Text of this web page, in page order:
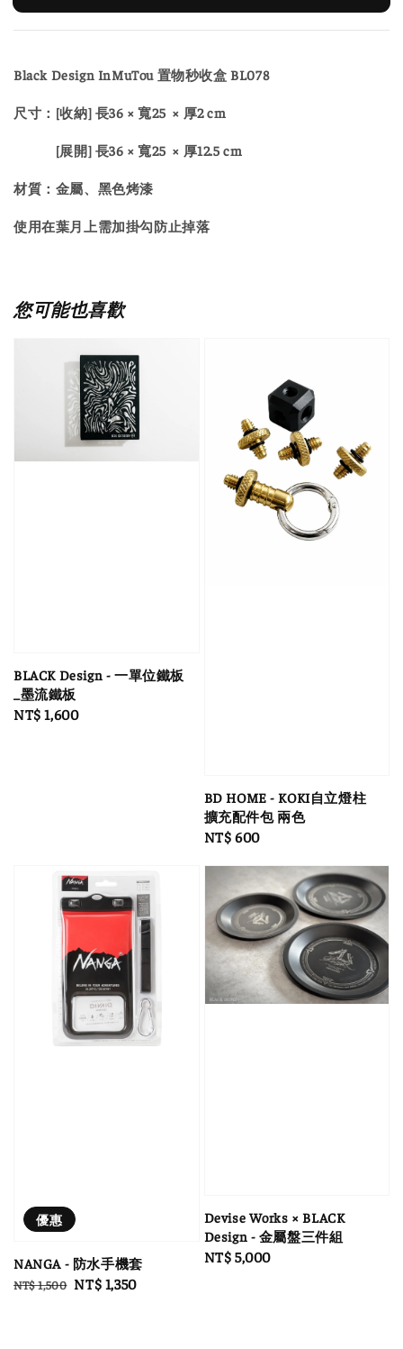
Black Design InMuTou 置物秒收盒 BL078
尺寸：[收納] 長36 × 寬25 × 厚2 cm
[展開] 長36 × 寬25 × 厚12.5 cm
材質：金屬、黑色烤漆
使用在葉月上需加掛勾防止掉落
您可能也喜歡
BLACK Design - 一單位鐵板
_墨流鐵板
Regular
NT$ 1,600
BD HOME - KOKI自立燈柱
擴充配件包 兩色
Regular
NT$ 600
優惠
NANGA - 防水手機套
Regular
NT$ 1,500 Sale
NT$ 1,350
Devise Works × BLACK
Design - 金屬盤三件組
Regular
NT$ 5,000